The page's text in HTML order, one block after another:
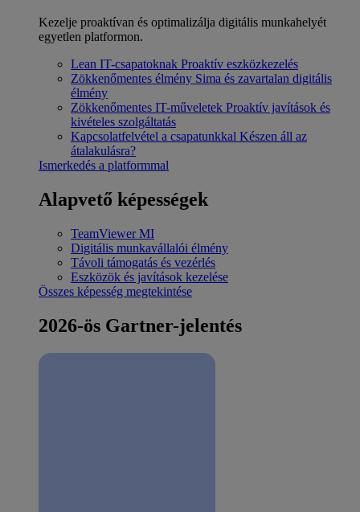
Kezelje proaktívan és optimalizálja digitális munkahelyét
egyetlen platformon.
Lean IT-csapatoknak Proaktív eszközkezelés
Zökkenőmentes élmény Sima és zavartalan digitális
élmény
Zökkenőmentes IT-műveletek Proaktív javítások és
kivételes szolgáltatás
Kapcsolatfelvétel a csapatunkkal Készen áll az
átalakulásra?
Ismerkedés a platformmal
Alapvető képességek
TeamViewer MI
Digitális munkavállalói élmény
Távoli támogatás és vezérlés
Eszközök és javítások kezelése
Összes képesség megtekintése
2026-ös Gartner-jelentés